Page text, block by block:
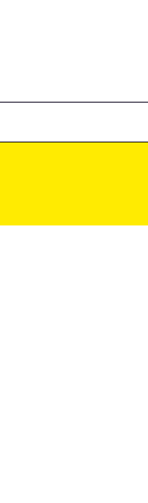
והטבות מיוחדות עבורך